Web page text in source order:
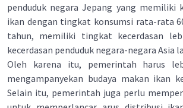
penduduk negara Jepang yang memiliki
ikan dengan tingkat konsumsi rata-rata
tahun, memiliki tingkat kecerdasan
kecerdasan penduduk negara-negara Asia
Oleh karena itu, pemerintah harus
mengampanyekan budaya makan ikan
Selain itu, pemerintah juga perlu